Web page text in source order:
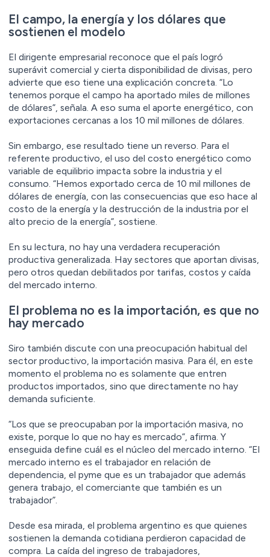
El campo, la energía y los dólares que
sostienen el modelo
El dirigente empresarial reconoce que el país logró
superávit comercial y cierta disponibilidad de divisas, pero
advierte que eso tiene una explicación concreta. “Lo
tenemos porque el campo ha aportado miles de millones
de dólares”, señala. A eso suma el aporte energético, con
exportaciones cercanas a los 10 mil millones de dólares.
Sin embargo, ese resultado tiene un reverso. Para el
referente productivo, el uso del costo energético como
variable de equilibrio impacta sobre la industria y el
consumo. “Hemos exportado cerca de 10 mil millones de
dólares de energía, con las consecuencias que eso hace al
costo de la energía y la destrucción de la industria por el
alto precio de la energía”, sostiene.
En su lectura, no hay una verdadera recuperación
productiva generalizada. Hay sectores que aportan divisas,
pero otros quedan debilitados por tarifas, costos y caída
del mercado interno.
El problema no es la importación, es que no
hay mercado
Siro también discute con una preocupación habitual del
sector productivo, la importación masiva. Para él, en este
momento el problema no es solamente que entren
productos importados, sino que directamente no hay
demanda suficiente.
“Los que se preocupaban por la importación masiva, no
existe, porque lo que no hay es mercado”, afirma. Y
enseguida define cuál es el núcleo del mercado interno. “El
mercado interno es el trabajador en relación de
dependencia, el pyme que es un trabajador que además
genera trabajo, el comerciante que también es un
trabajador”.
Desde esa mirada, el problema argentino es que quienes
sostienen la demanda cotidiana perdieron capacidad de
compra. La caída del ingreso de trabajadores,